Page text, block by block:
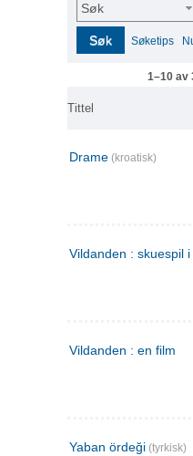
Søk
Søk Søketips
1–10 av
Tittel
Drame (kroatisk)
Vildanden : skuespil
Vildanden : en film
Yaban ördeği (tyrkisk)